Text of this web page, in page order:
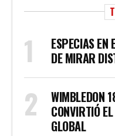
ESPECIAS EN
DE MIRAR
WIMBLEDON
CONVIRTIÓ
GLOBAL